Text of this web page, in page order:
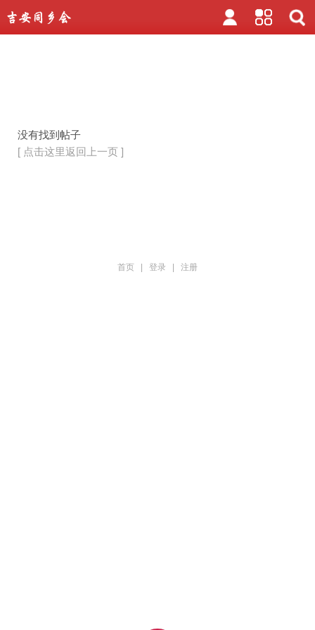
没有找到帖子
[ 点击这里返回上一页 ]
首页 登录 注册